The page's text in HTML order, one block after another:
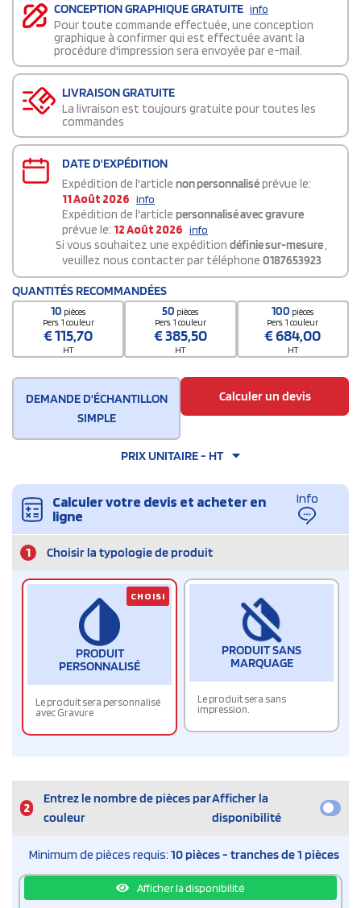
CONCEPTION GRAPHIQUE GRATUITE info
Pour toute commande effectuée, une conception
graphique à confirmer qui est effectuée avant la
procédure d'impression sera envoyée par e-mail.
LIVRAISON GRATUITE
La livraison est toujours gratuite pour toutes les
commandes
DATE D'EXPÉDITION
Expédition de l'article non personnaliséprévue le:
11 Août 2026 info
Expédition de l'article personnalisé avec gravure
prévue le: 12 Août 2026 info
Si vous souhaitez une expédition définie sur-mesure,
veuillez nous contacter par téléphone 0187653923
QUANTITÉS RECOMMANDÉES
10 pièces
Pers. 1 couleur
€115,70
HT
50 pièces
Pers. 1 couleur
€385,50
HT
100 pièces
Pers. 1 couleur
€684,00
HT
DEMANDE D'ÉCHANTILLON
SIMPLE
Calculer un devis
PRIX UNITAIRE - HT
Calculer votre devis et acheter en
ligne
Info
1 Choisir la typologie de produit
PRODUIT
PERSONNALISÉ
Le produit sera personnalisé
avec Gravure
CHOISI
PRODUIT SANS
MARQUAGE
Le produit sera sans
impression.
2
Entrez le nombre de pièces par
couleur
Afficher la
disponibilité
Minimum de pièces requis: 10 pièces - tranches de 1 pièces
Afficher la disponibilité